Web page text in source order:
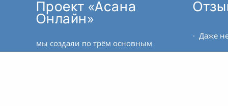
Проект «Асана
Онлайн»
мы создали по трём основным
причинам: